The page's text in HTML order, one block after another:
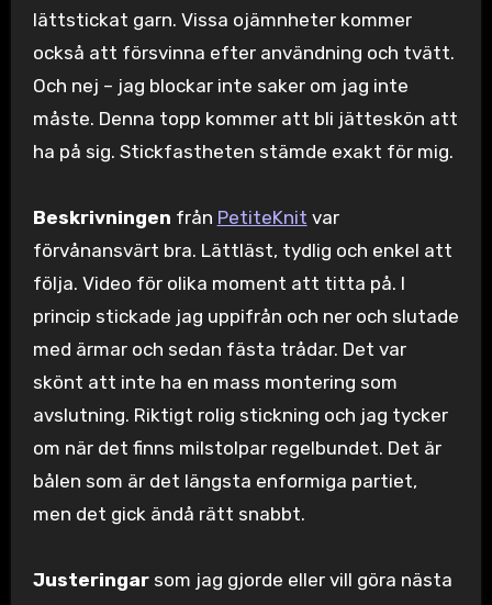
lättstickat garn. Vissa ojämnheter kommer
också att försvinna efter användning och tvätt.
Och nej – jag blockar inte saker om jag inte
måste. Denna topp kommer att bli jätteskön att
ha på sig. Stickfastheten stämde exakt för mig.
Beskrivningen från PetiteKnit var
förvånansvärt bra. Lättläst, tydlig och enkel att
följa. Video för olika moment att titta på. I
princip stickade jag uppifrån och ner och slutade
med ärmar och sedan fästa trådar. Det var
skönt att inte ha en mass montering som
avslutning. Riktigt rolig stickning och jag tycker
om när det finns milstolpar regelbundet. Det är
bålen som är det längsta enformiga partiet,
men det gick ändå rätt snabbt.
Justeringarsom jag gjorde eller vill göra nästa